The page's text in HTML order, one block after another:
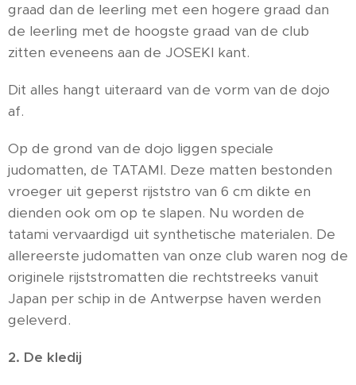
graad dan de leerling met een hogere graad dan
de leerling met de hoogste graad van de club
zitten eveneens aan de JOSEKI kant.
Dit alles hangt uiteraard van de vorm van de dojo
af.
Op de grond van de dojo liggen speciale
judomatten, de TATAMI. Deze matten bestonden
vroeger uit geperst rijststro van 6 cm dikte en
dienden ook om op te slapen. Nu worden de
tatami vervaardigd uit synthetische materialen. De
allereerste judomatten van onze club waren nog de
originele rijststromatten die rechtstreeks vanuit
Japan per schip in de Antwerpse haven werden
geleverd.
2. De kledij